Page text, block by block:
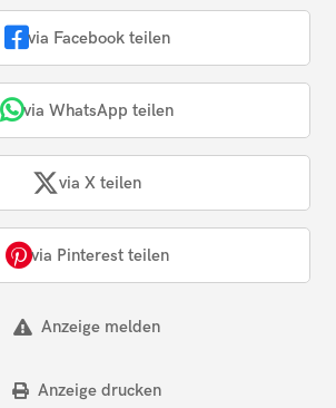
via Facebook teilen
via WhatsApp teilen
via X teilen
via Pinterest teilen
Anzeige melden
Anzeige drucken